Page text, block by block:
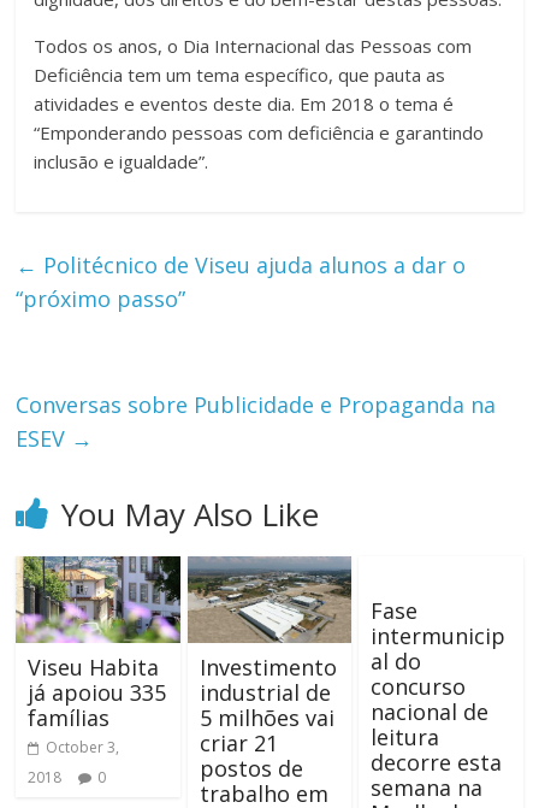
Todos os anos, o Dia Internacional das Pessoas com
Deficiência tem um tema específico, que pauta as
atividades e eventos deste dia. Em 2018 o tema é
“Emponderando pessoas com deficiência e garantindo
inclusão e igualdade”.
← Politécnico de Viseu ajuda alunos a dar o
“próximo passo”
Conversas sobre Publicidade e Propaganda na
ESEV →
You May Also Like
Viseu Habita
já apoiou 335
famílias
October 3,
2018
0
Investimento
industrial de
5 milhões vai
criar 21
postos de
trabalho em
Fase
intermunicip
al do
concurso
nacional de
leitura
decorre esta
semana na